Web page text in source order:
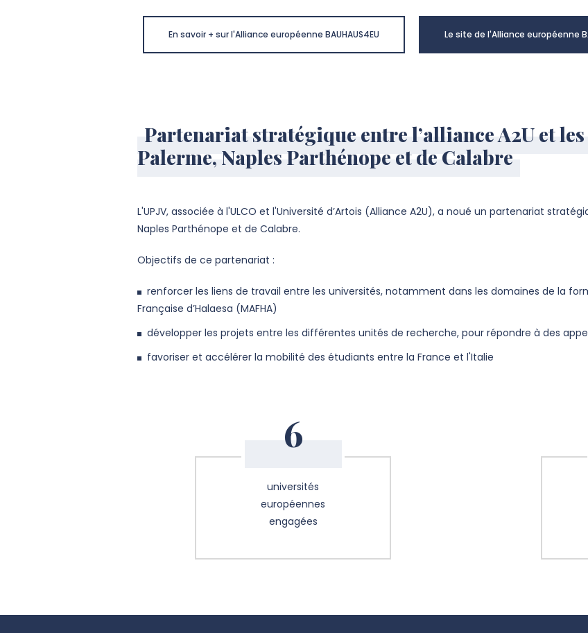
En savoir + sur l'Alliance européenne BAUHAUS4EU Le site de l'Alliance européenne
Partenariat stratégique entre l’alliance A2U et
Palerme, Naples Parthénope et de Calabre
L'UPJV, associée à l'ULCO et l'Université d’Artois (Alliance A2U), a noué un partenariat
Naples Parthénope et de Calabre.
Objectifs de ce partenariat :
renforcer les liens de travail entre les universités, notamment dans les domaines de la
Française d’Halaesa (MAFHA)
développer les projets entre les différentes unités de recherche, pour répondre à des
favoriser et accélérer la mobilité des étudiants entre la France et l'Italie
6
universités
européennes
engagées